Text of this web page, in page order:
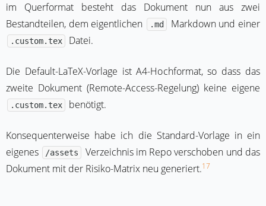
im Querformat besteht das Dokument nun aus zwei
Bestandteilen, dem eigentlichen
.md Markdown und einer
.custom.tex Datei.
Die Default-LaTeX-Vorlage ist A4-Hochformat, so dass das
zweite Dokument (Remote-Access-Regelung) keine eigene
.custom.tex benötigt.
Konsequenterweise habe ich die Standard-Vorlage in ein
eigenes
/assets
Verzeichnis im Repo verschoben und das
Dokument mit der Risiko-Matrix neu generiert.17